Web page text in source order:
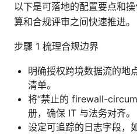
以下是可落地的配置要点和
算和合规评审之间快速推进。
步驟 1 梳理合规边界
明确授权跨境数据流的地
清单。
将“禁止的 firewall-
册，确保 IT 与法务对齐。
设定可追踪的日志字段，